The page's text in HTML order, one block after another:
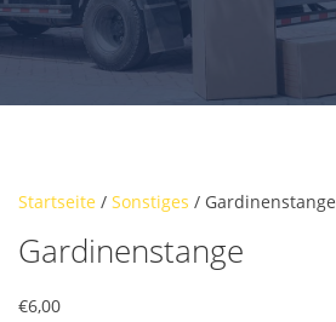
Startseite / Sonstiges / Gardinenstange
Gardinenstange
€6,00